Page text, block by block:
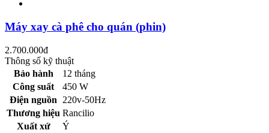
Máy xay cà phê cho quán (phin)
2.700.000đ
Thông số kỹ thuật
Bảo hành
12 tháng
Công suất
450 W
Điện nguồn
220v-50Hz
Thương hiệu Rancilio
Xuất xứ
Ý